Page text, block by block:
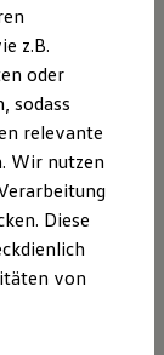
z.B.
oder
sodass
relevante
Wir nutzen
Diese
von